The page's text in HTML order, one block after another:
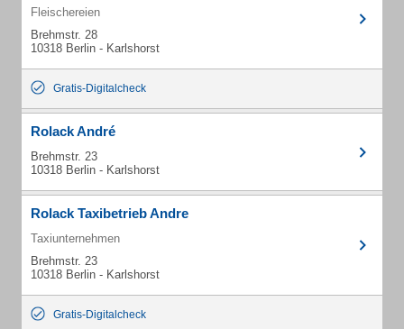
Fleischereien
Brehmstr. 28
10318 Berlin - Karlshorst
Gratis-Digitalcheck
Rolack André
Brehmstr. 23
10318 Berlin - Karlshorst
Rolack Taxibetrieb Andre
Taxiunternehmen
Brehmstr. 23
10318 Berlin - Karlshorst
Gratis-Digitalcheck